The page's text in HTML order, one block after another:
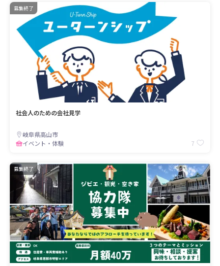
募集終了
社会人のための会社見学
岐阜県高山市
イベント・体験
7
募集終了